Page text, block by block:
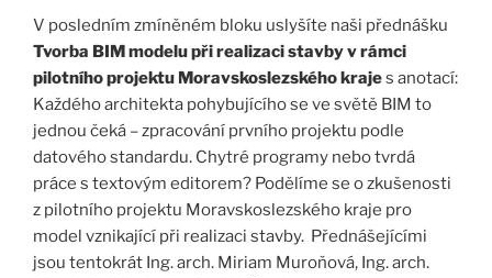
V posledním zmíněném bloku uslyšíte naši přednášku
Tvorba BIM modelu při realizaci stavby v rámci
pilotního projektu Moravskoslezského krajes anotací:
Každého architekta pohybujícího se ve světě BIM to
jednou čeká – zpracování prvního projektu podle
datového standardu. Chytré programy nebo tvrdá
práce s textovým editorem? Podělíme se o zkušenosti
z pilotního projektu Moravskoslezského kraje pro
model vznikající při realizaci stavby. Přednášejícími
jsou tentokrát Ing. arch. Miriam Muroňová, Ing. arch.